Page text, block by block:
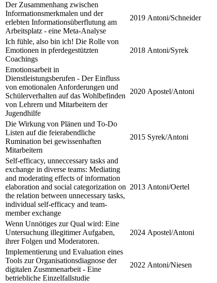
Der Zusammenhang zwischen
Informationsmerkmalen und der
erlebten Informationsüberflutung am
Arbeitsplatz - eine Meta-Analyse
2019 Antoni/Schneider
Ich fühle, also bin ich! Die Rolle von
Emotionen in pferdegestützten
Coachings
2018 Antoni/Syrek
Emotionsarbeit in
Dienstleistungsberufen - Der Einfluss
von emotionalen Anforderungen und
Schülerverhalten auf das Wohlbefinden
von Lehrern und Mitarbeitern der
Jugendhilfe
2020 Apostel/Antoni
Die Wirkung von Plänen und To-Do
Listen auf die feierabendliche
Rumination bei gewissenhaften
Mitarbeitern
2015 Syrek/Antoni
Self-efficacy, unneccessary tasks and
exchange in diverse teams: Mediating
and moderating effects of information
elaboration and social categorization on
the relation between unnecessary tasks,
individual self-efficacy and team-
member exchange
2013 Antoni/Oertel
Wenn Unnötiges zur Qual wird: Eine
Untersuchung illegitimer Aufgaben,
ihrer Folgen und Moderatoren.
2024 Apostel/Antoni
Implementierung und Evaluation eines
Tools zur Organisationsdiagnose der
digitalen Zusmmenarbeit - Eine
betriebliche Einzelfallstudie
2022 Antoni/Niesen